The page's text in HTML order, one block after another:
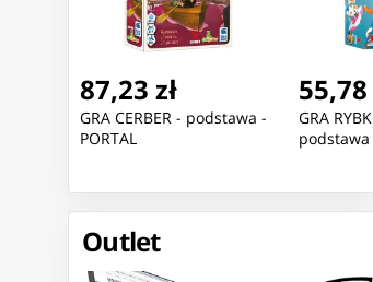
87,23 zł
GRA CERBER - podstawa -
PORTAL
55,78
GRA
podstawa
Outlet